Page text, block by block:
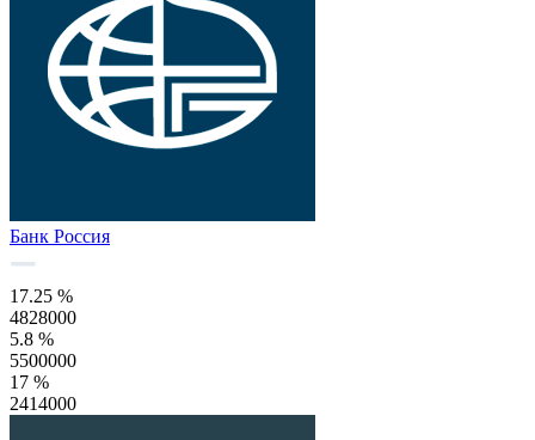
Банк Россия
17.25 %
4828000
5.8 %
5500000
17 %
2414000